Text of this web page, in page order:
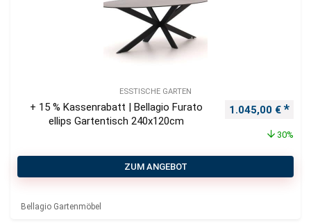
ESSTISCHE GARTEN
+ 15 % Kassenrabatt | Bellagio Furato
ellips Gartentisch 240x120cm
Ursprünglicher
1.045,00 €
30%
ZUM ANGEBOT
Bellagio Gartenmöbel